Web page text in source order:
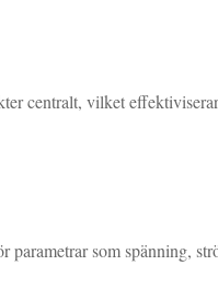
centralt, vilket
parametrar som spänning,